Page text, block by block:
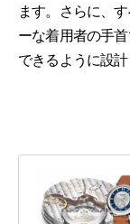
ます。さらに、
ーな着用者の手
できるように設計